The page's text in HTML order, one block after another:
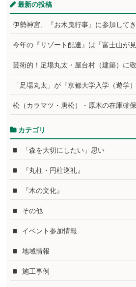
最新の投稿
伊勢神宮、『お木曳行事』に参加してき
今年の『リゾート配達』は「富士山が
芸術的！足場丸太・屋台村（建築）に
「足場丸太」が『京都大学入学（遊
松（カラマツ・唐松）・原木の在庫確
カテゴリ
「森を大切にしたい」思い
『丸柱・円柱巡礼』
『木の文化』
その他
イベント参加情報
地域情報
施工事例